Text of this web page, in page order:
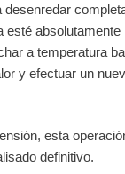
a temperatura
y efectuar un
esta
definitivo.